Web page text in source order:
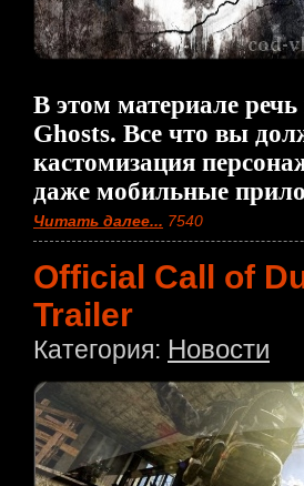
В этом материале
Ghosts. Все что вы
кастомизация
даже мобильные
Читать далее... 7540
Official Call of
Trailer
Категория: Новости